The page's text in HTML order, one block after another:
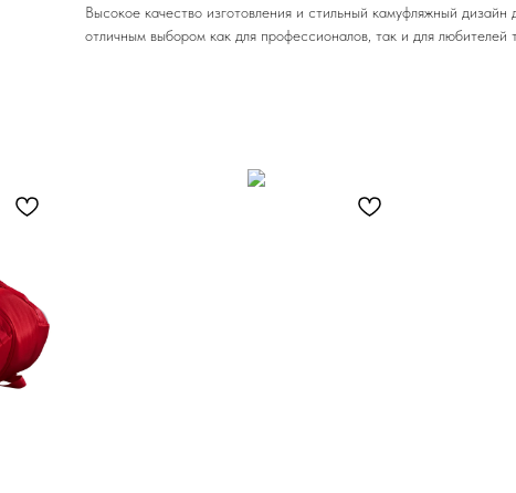
Высокое качество изготовления и стильный камуфляжный
отличным выбором как для профессионалов, так и для любителей